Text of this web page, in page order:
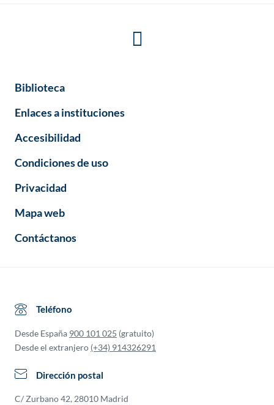
Biblioteca
Enlaces a instituciones
Accesibilidad
Condiciones de uso
Privacidad
Mapa web
Contáctanos
Teléfono
Desde España 900 101 025 (gratuito)
Desde el extranjero (+34) 914326291
Dirección postal
C/ Zurbano 42, 28010 Madrid